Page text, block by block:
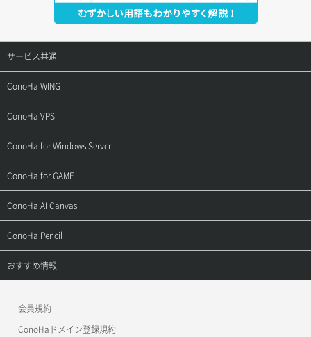
サービス共通
サポートトップ
ご契約・お支払い
用語集
お問い合わせ
ConoHa WING
サポートトップ
ご利用ガイド
お乗り換えガイド
よくある質問
ConoHa VPS
サポートトップ
ご利用ガイド
APIドキュメントVPS2.0
APIドキュメントVPS3.0
ConoHa for Windows Server
サポートトップ
ご利用ガイド
APIドキュメントVPS2.0
APIドキュメントVPS3.0
ConoHa for GAME
サポートトップ
ご利用ガイド
ConoHa AI Canvas
サポートトップ
ご利用ガイド
ConoHa Pencil
サポートトップ
おすすめ情報
会員規約
ConoHaドメイン登録規約